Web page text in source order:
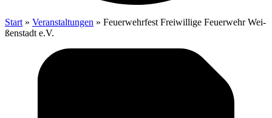
Start » Veranstaltungen » Feu­er­wehr­fest Frei­wil­li­ge Feu­er­wehr Wei­
ßen­stadt e.V.